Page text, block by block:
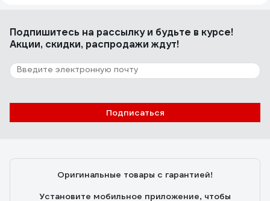
Подпишитесь на рассылкуи будьте в курсе!
Акции, скидки, распродажи ждут!
Подписаться
Оригинальные товары с гарантией!
Установите мобильное приложение, чтобы